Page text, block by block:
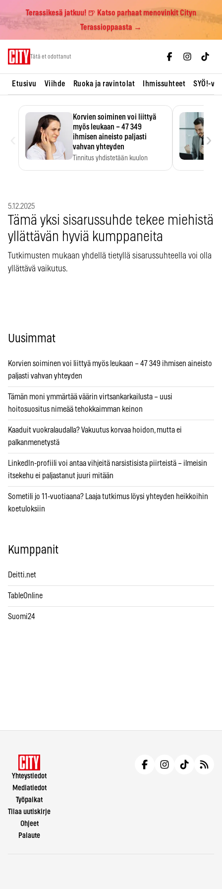
Terassikesä jatkuu! 🍺 Katso parhaat menovinkit Cityn
Terassioppaasta →
Tätä et odottanut
Etusivu Viihde Ruoka ja ravintolat Ihmissuhteet SYÖ!-
Korvien soiminen voi liittyä
myös leukaan – 47 349
ihmisen aineisto paljasti
vahvan yhteyden
Tinnitus yhdistetään kuulon
›
5.12.2025
Tämä yksi sisarussuhde tekee miehistä
yllättävän hyviä kumppaneita
Tutkimusten mukaan yhdellä tietyllä sisarussuhteella voi olla
yllättävä vaikutus.
Uusimmat
Korvien soiminen voi liittyä myös leukaan – 47 349 ihmisen aineisto
paljasti vahvan yhteyden
Tämän moni ymmärtää väärin virtsankarkailusta – uusi
hoitosuositus nimeää tehokkaimman keinon
Kaaduit vuokralaudalla? Vakuutus korvaa hoidon, mutta ei
palkanmenetystä
LinkedIn-profiili voi antaa vihjeitä narsistisista piirteistä – ilmeisin
itsekehu ei paljastanut juuri mitään
Sometili jo 11-vuotiaana? Laaja tutkimus löysi yhteyden heikkoihin
koetuloksiin
Kumppanit
Deitti.net
TableOnline
Suomi24
Yhteystiedot
Mediatiedot
Työpaikat
Tilaa uutiskirje
Ohjeet
Palaute